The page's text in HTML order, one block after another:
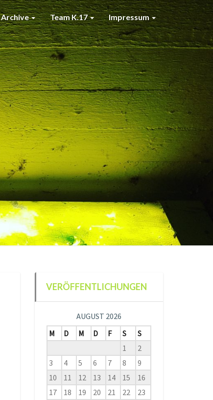
Archive Team K.17 Impressum
VERÖFFENTLICHUNGEN
AUGUST 2026
M
D M D F S
S
1
2
3
4 5 6 7 8
9
10
11 12 13 14 15
16
17
18 19 20 21 22
23